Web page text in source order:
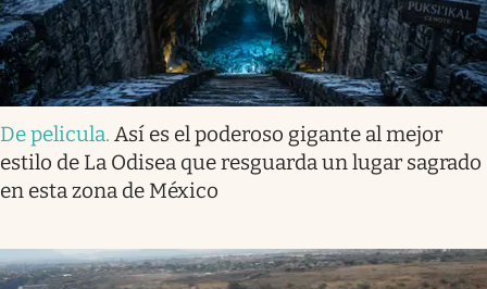
De pelicula. Así es el poderoso gigante al mejor
estilo de La Odisea que resguarda un lugar sagrado
en esta zona de México